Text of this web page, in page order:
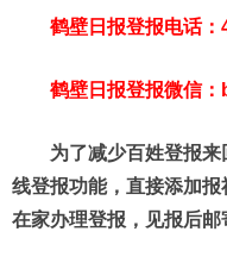
鹤壁日报登报电话
鹤壁日报登报微信
为了减少百姓登报
线登报功能，直接添加
在家办理登报，见报后邮